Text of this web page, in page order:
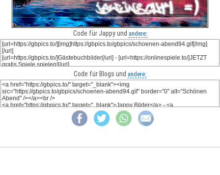
Code für Jappy und andere:
Code für Blogs und andere: